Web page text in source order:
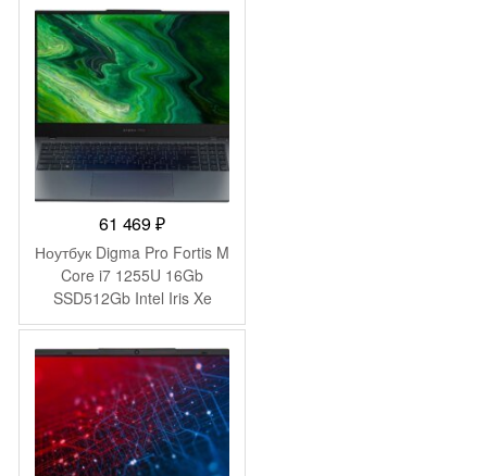
Pro dk.grey WiFi BT Cam
5500mAh (DN16R7-
ADXW03)
61 469₽
Ноутбук Digma Pro Fortis M
Core i7 1255U 16Gb
SSD512Gb Intel Iris Xe
graphics 15.6″ IPS FHD
(1920×1080) Windows 11
Pro grey WiFi BT Cam
4250mAh (DN15P7-
ADXW04)